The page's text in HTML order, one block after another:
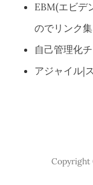
EBM(エビデ
のでリンク
自己管理化
アジャイル|
Copyright